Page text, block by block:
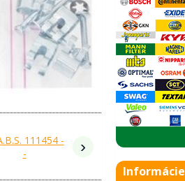
›
Informácie